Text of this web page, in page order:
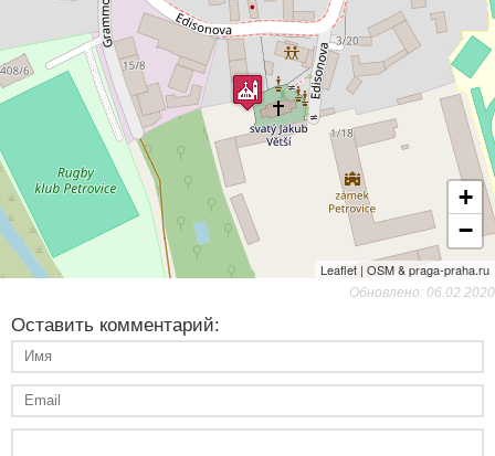
+
−
Leaflet | OSM & praga-praha.ru
Обновлено: 06.02.2020
Оставить комментарий: